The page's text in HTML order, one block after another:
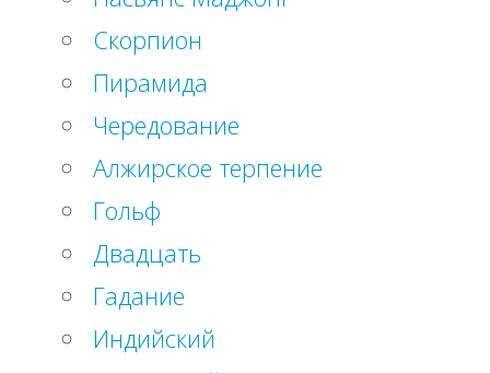
Скорпион
Пирамида
Чередование
Алжирское терпение
Гольф
Двадцать
Гадание
Индийский